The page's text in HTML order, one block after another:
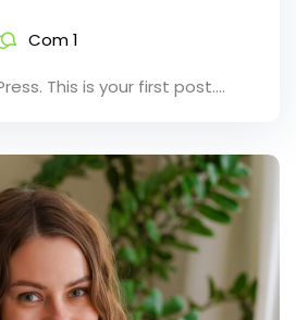
Com 1
This is your first post....